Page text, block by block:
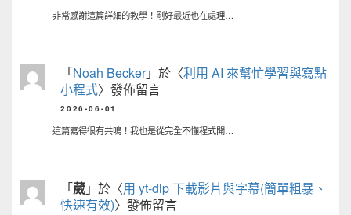
非常感謝這篇詳細的教學！剛好最近也在處理…
「Noah Becker」於〈利用 AI 來幫忙學習與寫點
小程式〉發佈留言
2026-06-01
這篇寫得很有共鳴！我也是從完全不懂程式開…
「葳」於〈用 yt-dlp 下載影片與字幕(簡單粗暴、
快速有效)〉發佈留言